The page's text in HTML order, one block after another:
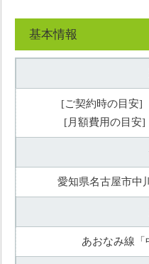
基本情報
[ご契約時の目安]
[月額費用の目安]
愛知県名古屋市中
あおなみ線